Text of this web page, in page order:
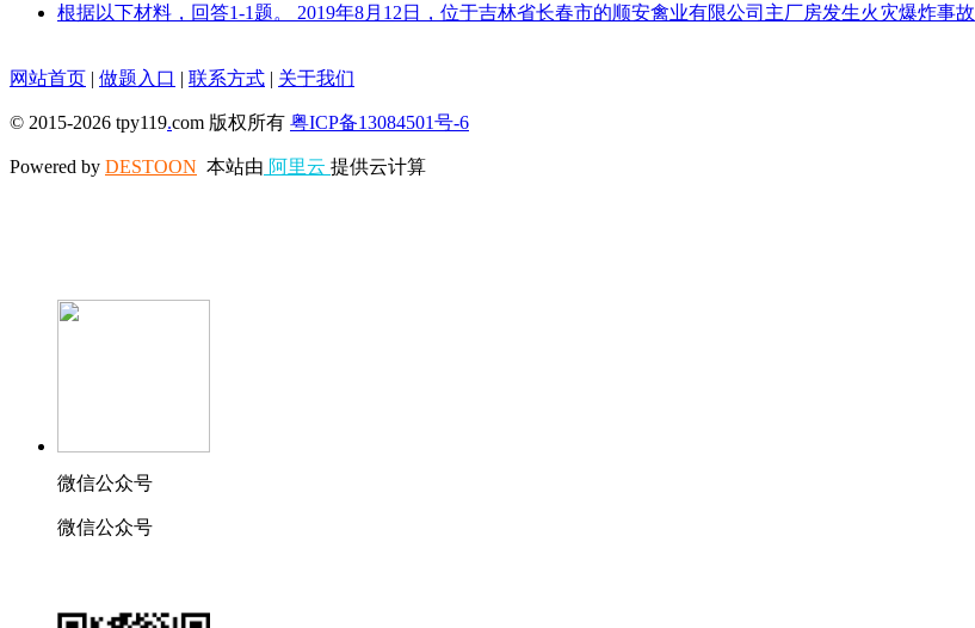
根据以下材料，回答1-1题。 2019年8月12日，位于吉林省长春市的顺安禽业有限公司主厂房发生火灾爆炸事故
网站首页 | 做题入口 | 联系方式 | 关于我们
© 2015-2026 tpy119.com 版权所有 粤ICP备13084501号-6
Powered by DESTOON 本站由 阿里云 提供云计算
微信公众号
微信公众号